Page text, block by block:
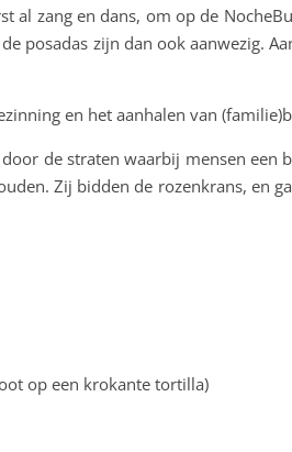
zang en dans, om op de
posadas zijn dan ook aanwezig.
en het aanhalen van
de straten waarbij mensen een
Zij bidden de rozenkrans, en
op een krokante tortilla)